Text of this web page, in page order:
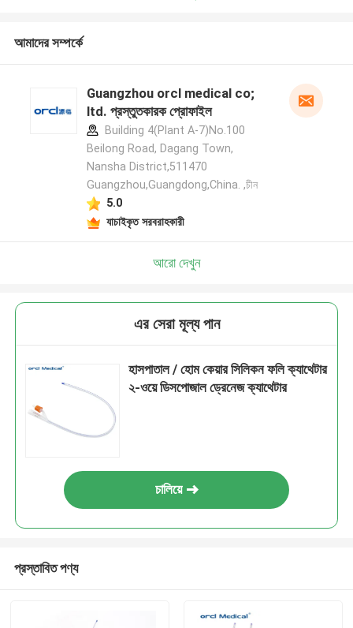
আমাদের সম্পর্কে
Guangzhou orcl medical co;
ltd. প্রস্তুতকারক প্রোফাইল
Building 4(Plant A-7)No.100
Beilong Road, Dagang Town,
Nansha District,511470
Guangzhou,Guangdong,China. ,চীন
5.0
যাচাইকৃত সরবরাহকারী
আরো দেখুন
এর সেরা মূল্য পান
হাসপাতাল / হোম কেয়ার সিলিকন ফলি ক্যাথেটার
২-ওয়ে ডিসপোজাল ড্রেনেজ ক্যাথেটার
চালিয়ে
প্রস্তাবিত পণ্য